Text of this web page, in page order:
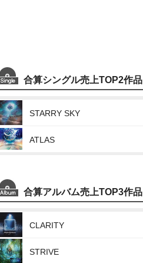
合算シングル売上TOP2作品
STARRY SKY
ATLAS
合算アルバム売上TOP3作品
CLARITY
STRIVE